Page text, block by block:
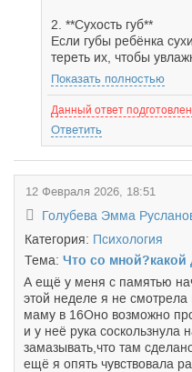
2. **Сухость губ**
Если губы ребёнка
тереть их, чтобы
Показать полностью
Данный ответ
Ответить
12 Февраля 2026, 18:51
Голубева Эмма
Категория: Психология
Тема: Что со мной?какой
А ещё у меня с памятью
этой неделе я не
маму в 16Оно возможно
и у неё рука соскользнула
замазывать,что там
ещё я опять чувствовала